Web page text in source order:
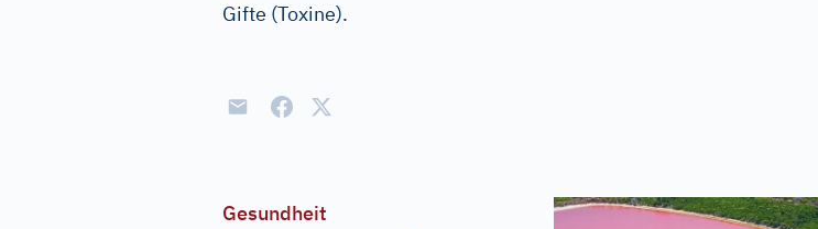
Gifte (Toxine).
Gesundheit